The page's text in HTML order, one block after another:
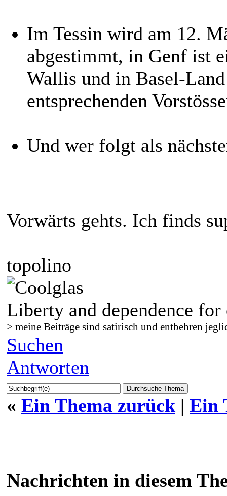
Im Tessin wird am 12.
abgestimmt, in Genf ist
Wallis und in Basel-
entsprechenden
Und wer folgt als
Vorwärts gehts. Ich finds
topolino
Liberty and dependence for
> meine Beiträge sind satirisch und entbehren
Suchen
Antworten
« Ein Thema zurück | Ein
Nachrichten in diesem